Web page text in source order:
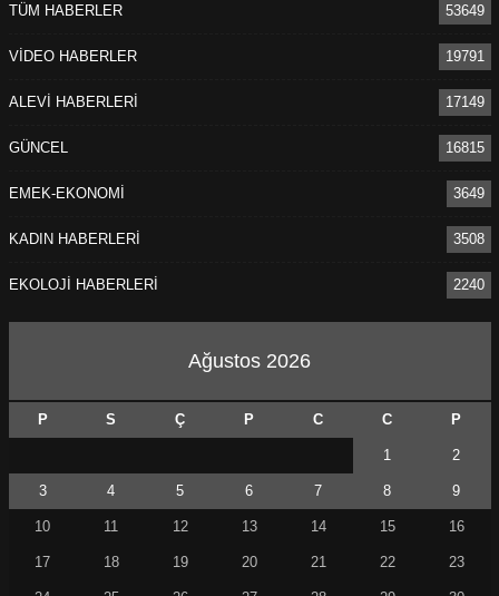
TÜM HABERLER 53649
VİDEO HABERLER 19791
ALEVİ HABERLERİ 17149
GÜNCEL 16815
EMEK-EKONOMİ 3649
KADIN HABERLERİ 3508
EKOLOJİ HABERLERİ 2240
Ağustos 2026
P S Ç P C C P
1 2
3 4 5 6 7 8 9
10 11 12 13 14 15 16
17 18 19 20 21 22 23